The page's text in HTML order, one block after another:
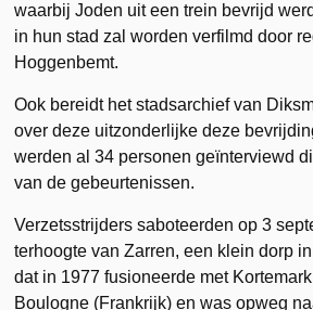
waarbij Joden uit een trein bevrijd
in hun stad zal worden verfilmd door
Hoggenbemt.
Ook bereidt het stadsarchief van
over deze uitzonderlijke deze
werden al 34 personen geïnterviewd
van de gebeurtenissen.
Verzetsstrijders saboteerden op 3
terhoogte van Zarren, een klein dorp
dat in 1977 fusioneerde met
Boulogne (Frankrijk) en was opweg